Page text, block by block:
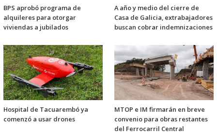
BPS aprobó programa de
alquileres para otorgar
viviendas a jubilados
A año y medio del cierre de
Casa de Galicia, extrabajadores
buscan cobrar indemnizaciones
Hospital de Tacuarembó ya
comenzó a usar drones
MTOP e IM firmarán en breve
convenio para obras restantes
del Ferrocarril Central